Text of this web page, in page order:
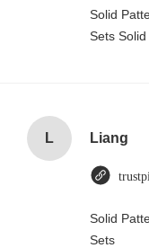
Solid
Sets
L Liang
Solid
Sets